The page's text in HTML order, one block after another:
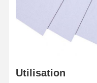
Emballage
Utilisation